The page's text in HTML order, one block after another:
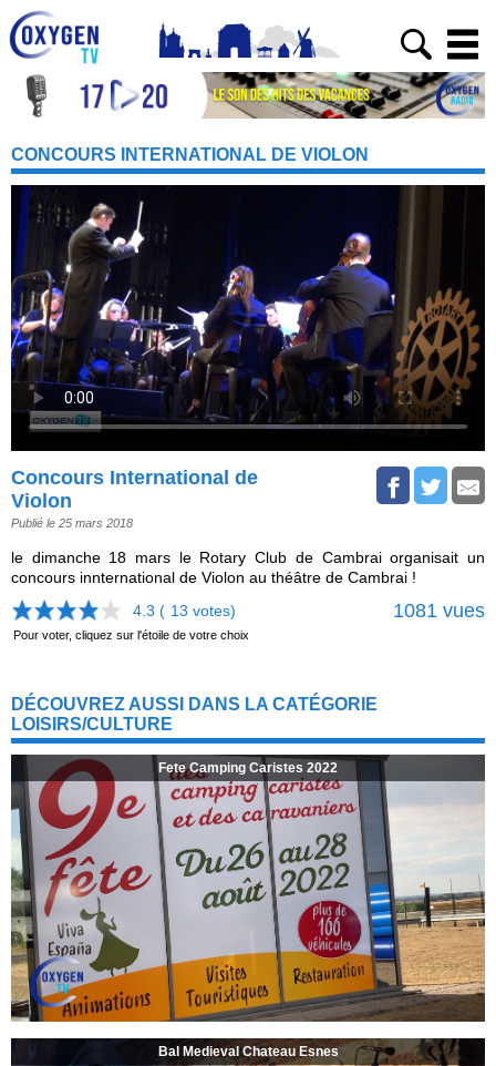
CONCOURS INTERNATIONAL DE VIOLON
Concours International de
Violon
Publié le 25 mars 2018
le dimanche 18 mars le Rotary Club de Cambrai organisait un
concours innternational de Violon au théâtre de Cambrai !
4.3 ( 13 votes) 1081 vues
Pour voter, cliquez sur l'étoile de votre choix
DÉCOUVREZ AUSSI DANS LA CATÉGORIE
LOISIRS/CULTURE
Fete Camping Caristes 2022
Bal Medieval Chateau Esnes